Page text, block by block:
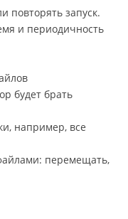
повторять запуск.
и периодичность
будет брать
например, все
перемещать,